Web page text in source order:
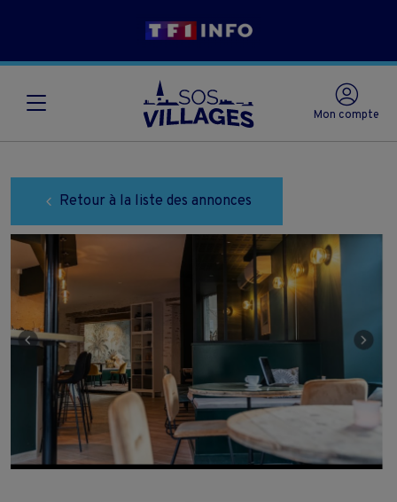
Mon compte
Retour à la liste des annonces